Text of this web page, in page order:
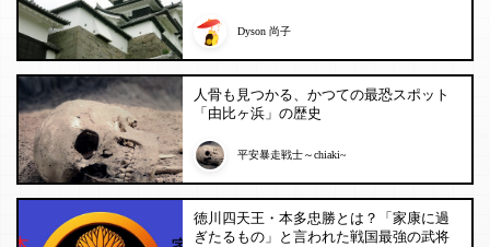
Dyson 尚子
人骨も見つかる、かつての最恐スポット
「由比ヶ浜」の歴史
平安暴走戦士～chiaki~
徳川四天王・本多忠勝とは？「家康に過
ぎたるもの」と言われた戦国最強の武将